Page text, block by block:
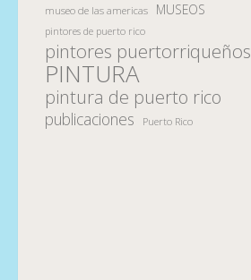
museo de las americas MUSEOS
pintores de puerto rico
pintores puertorriqueños
PINTURA
pintura de puerto rico
publicaciones Puerto Rico